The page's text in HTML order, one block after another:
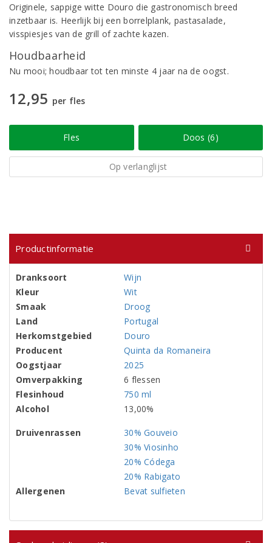
Originele, sappige witte Douro die gastronomisch breed
inzetbaar is. Heerlijk bij een borrelplank, pastasalade,
visspiesjes van de grill of zachte kazen.
Houdbaarheid
Nu mooi; houdbaar tot ten minste 4 jaar na de oogst.
12,95 per fles
Fles Doos (6)
Op verlanglijst
Productinformatie
Dranksoort
Wijn
Kleur
Wit
Smaak
Droog
Land
Portugal
Herkomstgebied
Douro
Producent
Quinta da Romaneira
Oogstjaar
2025
Omverpakking
6 flessen
Flesinhoud
750 ml
Alcohol
13,00%
Druivenrassen
30% Gouveio
30% Viosinho
20% Códega
20% Rabigato
Allergenen
Bevat sulfieten